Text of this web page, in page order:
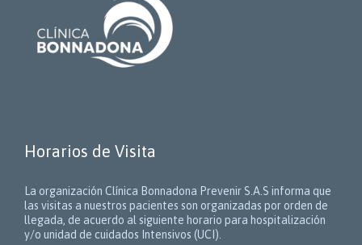
Horarios de Visita
La organización Clínica Bonnadona Prevenir S.A.S informa que
las visitas a nuestros pacientes son organizadas por orden de
llegada, de acuerdo al siguiente horario para hospitalización
y/o unidad de cuidados Intensivos (UCI).